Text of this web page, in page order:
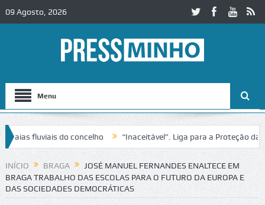
09 Agosto, 2026
Menu
fluviais do concelho “Inaceitável”. Liga para a Proteção da
no IC2 em Alcobaça Igreja do Castelo de Cerveira
INÍCIO BRAGA
JOSÉ MANUEL FERNANDES ENALTECE EM
BRAGA TRABALHO DAS ESCOLAS PARA O FUTURO DA EUROPA E
DAS SOCIEDADES DEMOCRÁTICAS